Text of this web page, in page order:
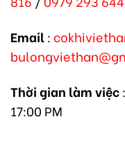
Email:
Thời gian làm việc
17:00 PM